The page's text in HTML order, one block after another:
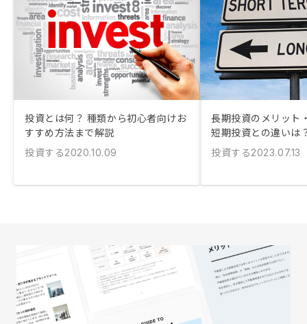
投資とは何？ 種類から初心者向けお
すすめ方法まで解説
投資する2020.10.09
長期投資のメリット
短期投資との違いは
投資する2023.07.13